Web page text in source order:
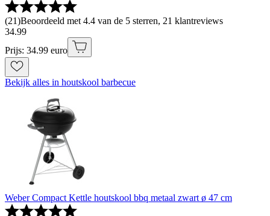
(21)Beoordeeld met 4.4 van de 5 sterren, 21 klantreviews
34.99
Prijs: 34.99 euro
Bekijk alles in houtskool barbecue
Weber Compact Kettle houtskool bbq metaal zwart ø 47 cm